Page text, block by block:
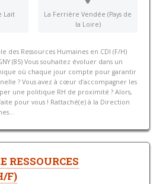
Lait
La Ferrière Vendée (Pays de
la Loire)
des Ressources Humaines en CDI (F/H)
(85) Vous souhaitez évoluer dans un
où chaque jour compte pour garantir
? Vous avez à cœur d’accompagner les
une politique RH de proximité ? Alors,
pour vous ! Rattaché(e) à la Direction
RESSOURCES
F)